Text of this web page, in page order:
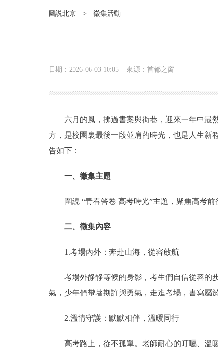
圖説北京 > 徵集活動
日期：2026-06-03 10:05 來源：首都之窗
六月的風，拂過書案與街巷，迎來一年中最熱
方，是校園裏最後一段並肩的時光，也是人生新
告如下：
一、徵集主題
圍繞 “青春答卷 高考時光”主題，聚焦高考前
二、徵集內容
1.考場內外：奔赴山海，從容啟航
考場外靜靜等候的身影，考生們自信從容的步
氣，少年們帶著期許與勇氣，走進考場，書寫屬
2.溫情守護：默默相伴，溫暖同行
高考路上，從不孤單。老師耐心的叮囑、溫暖